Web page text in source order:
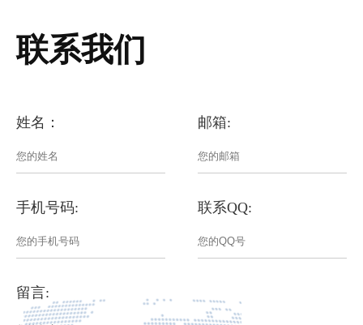
联系我们
姓名： 邮箱:
手机号码: 联系QQ:
留言: